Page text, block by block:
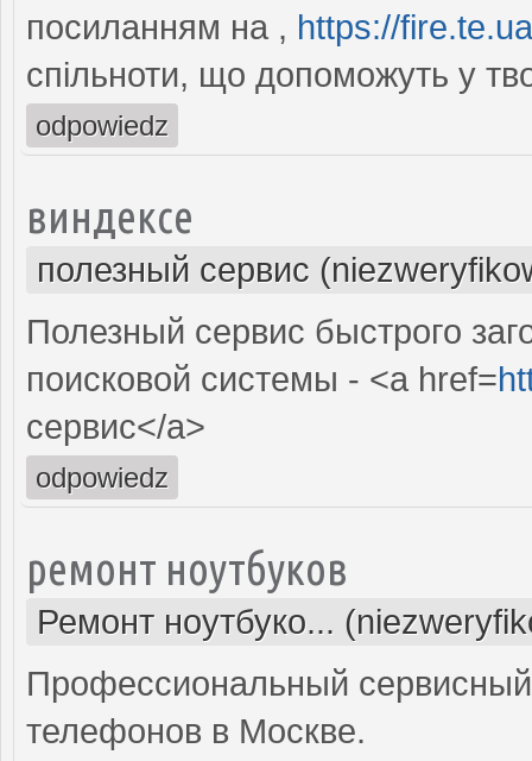
посиланням на , https://
спільноти, що допоможуть у
odpowiedz
виндексе
полезный сервис
Полезный сервис быстрого
поисковой системы - <a href=
сервис</a>
odpowiedz
ремонт ноутбуков
Ремонт ноутбуко...
Профессиональный
телефонов в Москве.